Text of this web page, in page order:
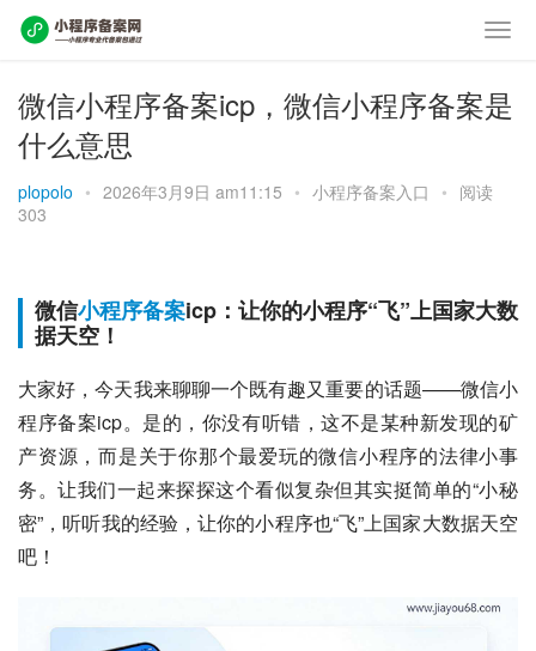
微信小程序备案icp，微信小程序备案是
什么意思
plopolo • 2026年3月9日 am11:15 • 小程序备案入口 • 阅读
303
微信小程序备案icp：让你的小程序“飞”上国家大数
据天空！
大家好，今天我来聊聊一个既有趣又重要的话题——微信小
程序备案icp。是的，你没有听错，这不是某种新发现的矿
产资源，而是关于你那个最爱玩的微信小程序的法律小事
务。让我们一起来探探这个看似复杂但其实挺简单的“小秘
密”，听听我的经验，让你的小程序也“飞”上国家大数据天空
吧！